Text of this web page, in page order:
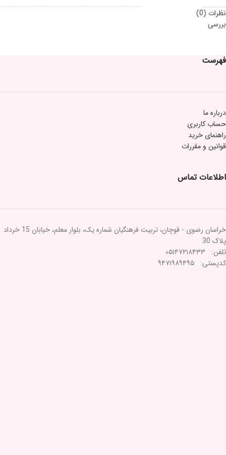
نظرات (0)
بررسی
فهرست
درباره ما
حساب کاربری
راهنمای خرید
قوانین و مقررات
اطلاعات تماس
خراسان رضوی - قوچان، تربیت فرهنگیان شماره یک، بلوار معلم، خیابان 15 خرداد
پلاک 30
تلفن: ۰۵۱۴۷۲۱۸۴۳۳
کدپستی: ۹۴۷۱۹۸۹۴۹۵